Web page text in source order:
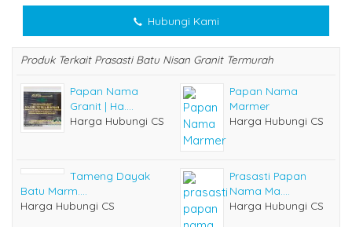
Hubungi Kami
Produk Terkait Prasasti Batu Nisan Granit Termurah
Papan Nama
Granit | Ha....
Harga Hubungi CS
Papan Nama
Marmer
Harga Hubungi CS
Tameng Dayak
Batu Marm....
Harga Hubungi CS
Prasasti Papan
Nama Ma....
Harga Hubungi CS